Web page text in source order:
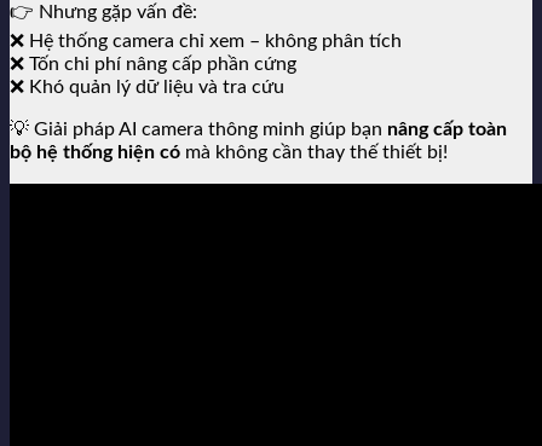
👉 Nhưng gặp vấn đề:
❌ Hệ thống camera chỉ xem – không phân tích
❌ Tốn chi phí nâng cấp phần cứng
❌ Khó quản lý dữ liệu và tra cứu
💡 Giải pháp AI camera thông minh giúp bạn nâng cấp toàn
bộ hệ thống hiện có mà không cần thay thế thiết bị!